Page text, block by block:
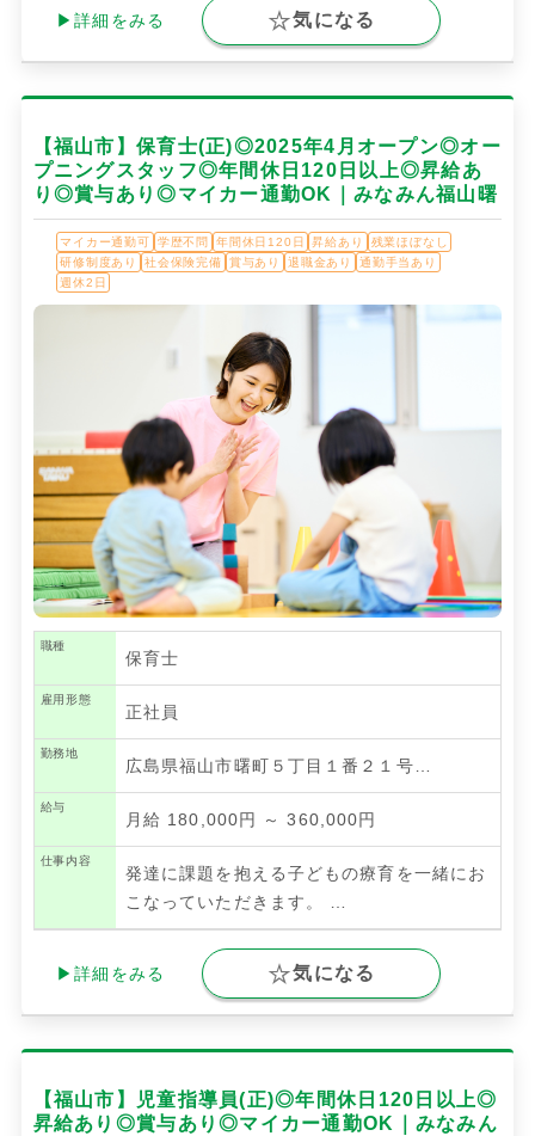
▶詳細をみる 気になる
【福山市】保育士(正)◎2025年4月オープン◎オー
プニングスタッフ◎年間休日120日以上◎昇給あ
り◎賞与あり◎マイカー通勤OK｜みなみん福山曙
マイカー通勤可 学歴不問 年間休日120日 昇給あり
残業ほぼなし
研修制度あり
社会保険完備 賞与あり 退職金あり
通勤手当あり
週休2日
職種
保育士
雇用形態
正社員
勤務地
広島県福山市曙町５丁目１番２１号…
給与
月給 180,000円 ～ 360,000円
仕事内容
発達に課題を抱える子どもの療育を一緒にお
こなっていただきます。
▶詳細をみる 気になる
【福山市】児童指導員(正)◎年間休日120日以上◎
昇給あり◎賞与あり◎マイカー通勤OK｜みなみん